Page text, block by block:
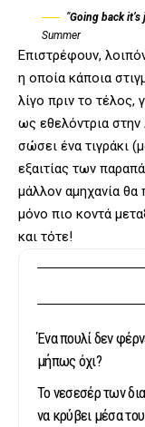
”Going back
Summer
Επιστρέφουν,
η οποία κάποια
λίγο πριν το τέλος,
ως εθελόντρια
σώσει ένα τιγράκι
εξαιτίας των
μάλλον αμηχανία θα
μόνο πιο κοντά
και τότε!
Ένα πουλί δεν
μήπως όχι?
Το νεσεσέρ των
να κρύβει μέσα του